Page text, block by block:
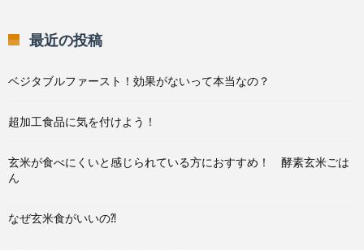
最近の投稿
ベジタブルファースト！効果がないって本当なの？
超加工食品に気を付けよう！
玄米が食べにくいと感じられている方におすすめ！ 酵素玄米ごは
ん
なぜ玄米食がいいの⁈